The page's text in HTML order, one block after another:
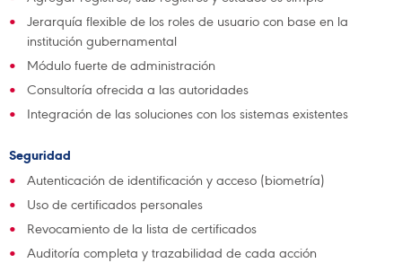
Jerarquía flexible de los roles de usuario con base en la
institución gubernamental
Módulo fuerte de administración
Consultoría ofrecida a las autoridades
Integración de las soluciones con los sistemas existentes
Seguridad
Autenticación de identificación y acceso (biometría)
Uso de certificados personales
Revocamiento de la lista de certificados
Auditoría completa y trazabilidad de cada acción